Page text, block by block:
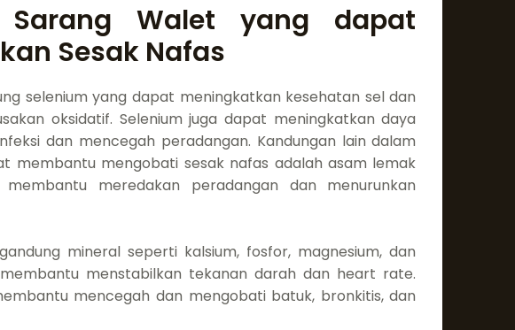
Sarang Walet yang dapat
Sesak Nafas
selenium yang dapat meningkatkan kesehatan sel dan
oksidatif. Selenium juga dapat meningkatkan daya
dan mencegah peradangan. Kandungan lain dalam
membantu mengobati sesak nafas adalah asam lemak
meredakan peradangan dan menurunkan
mineral seperti kalsium, fosfor, magnesium, dan
menstabilkan tekanan darah dan heart rate.
mencegah dan mengobati batuk, bronkitis, dan